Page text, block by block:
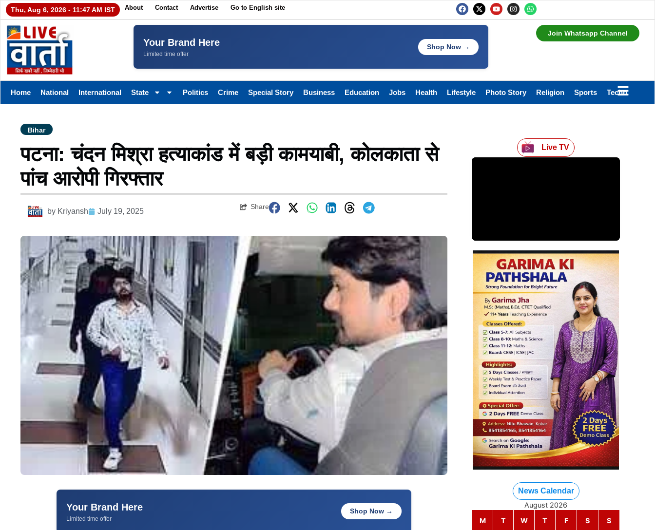
Thu, Aug 6, 2026 - 11:47 AM IST About Contact Advertise Go to English site
Your Brand Here
Limited time offer
Shop Now →
Join Whatsapp Channel
Home National International State Politics Crime Special Story Business Education Jobs Health Lifestyle Photo Story Religion Sports Technology
Bihar
पटना: चंदन मिश्रा हत्याकांड में बड़ी कामयाबी, कोलकाता से
पांच आरोपी गिरफ्तार
by Kriyansh July 19, 2025
Share
Your Brand Here
Limited time offer
Shop Now →
Live TV
News Calendar
August 2026
M
T W T F S S